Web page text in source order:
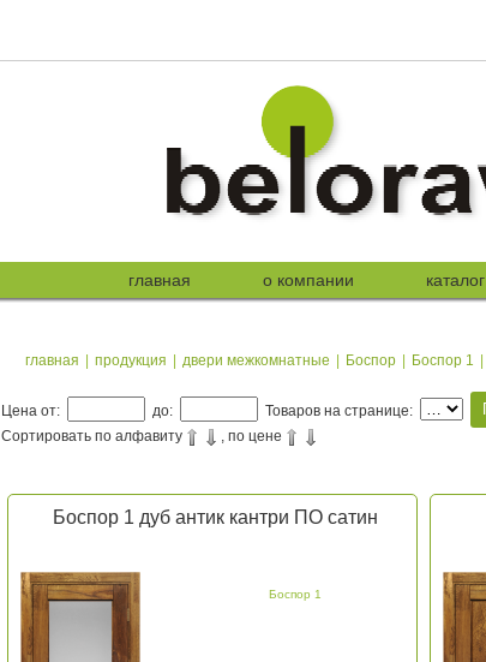
главная о компании каталог
главная | продукция | двери межкомнатные | Боспор | Боспор 1 |
Цена от: до:
Товаров на странице:
Сортировать по алфавиту
, по цене
Боспор 1 дуб антик кантри ПО сатин
Боспор 1